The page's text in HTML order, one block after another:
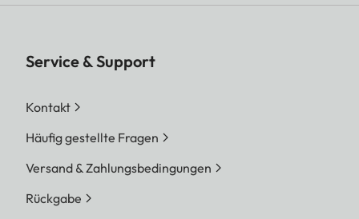
Service & Support
Kontakt
Häufig gestellte Fragen
Versand & Zahlungsbedingungen
Rückgabe